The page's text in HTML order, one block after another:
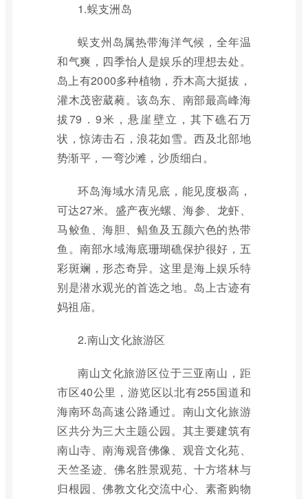
1.蜈支洲岛
蜈支州岛属热带海洋气候，全年温
和气爽，四季怡人是娱乐的理想去处。
岛上有2000多种植物，乔木高大挺拔，
灌木茂密葳蕤。该岛东、南部最高峰海
拔79．9米，悬崖壁立，其下礁石万
状，惊涛击石，浪花如雪。西及北部地
势渐平，一弯沙滩，沙质细白。
环岛海域水清见底，能见度极高，
可达27米。盛产夜光螺、海参、龙虾、
马鲛鱼、海胆、鲳鱼及五颜六色的热带
鱼。南部水域海底珊瑚礁保护很好，五
彩斑斓，形态奇异。这里是海上娱乐特
别是潜水观光的首选之地。岛上古迹有
妈祖庙。
2.南山文化旅游区
南山文化旅游区位于三亚南山，距
市区40公里，游览区以北有255国道和
海南环岛高速公路通过。南山文化旅游
区共分为三大主题公园。其主要建筑有
南山寺、南海观音佛像、观音文化苑、
天竺圣迹、佛名胜景观苑、十方塔林与
归根园、佛教文化交流中心、素斋购物